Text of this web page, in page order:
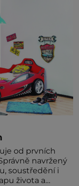
od prvních
navržený
soustředění i
života a